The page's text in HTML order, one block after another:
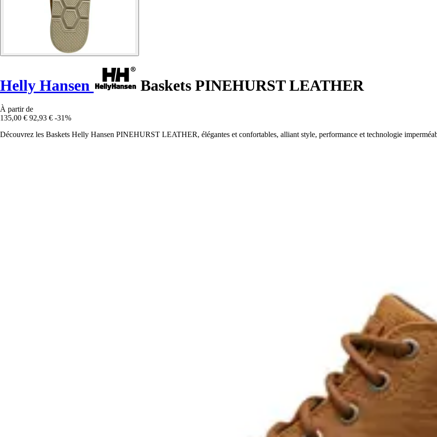
Helly Hansen Baskets PINEHURST LEATHER
À partir de
135,00 € 92,93 € -31%
Découvrez les Baskets Helly Hansen PINEHURST LEATHER, élégantes et confortables, alliant style, performance et technologie